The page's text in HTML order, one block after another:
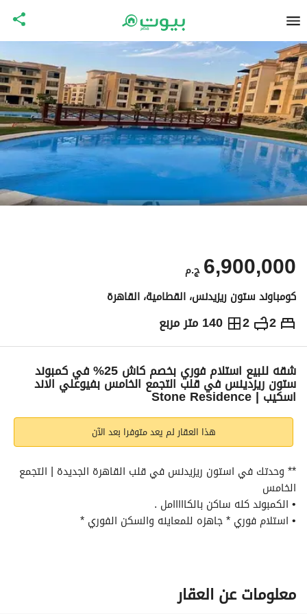
ج.م 6,900,000
كومباوند ستون ريزيدنس، القطامية، القاهرة
2
2 140 متر مربع ج.م6,900,000
التفاصيل الاتجاهات والمؤشرات رهن عقاري
شقه للبيع استلام فوري بخصم كاش 25% في كمبوند
ستون ريزدينس في قلب التجمع الخامس بفيوعلي الاند
اسكيب | Stone Residence
هذا العقار لم يعد متوفرا بعد الآن
الخامس
• الكمبوند كله ساكن بالكااااامل .
• استلام فوري * جاهزه للمعاينه والسكن الفوري *
** مساحه المبني : 140 متر .
معلومات عن العقار